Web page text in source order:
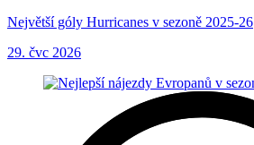
Největší góly Hurricanes v sezoně 2025-26
29. čvc 2026